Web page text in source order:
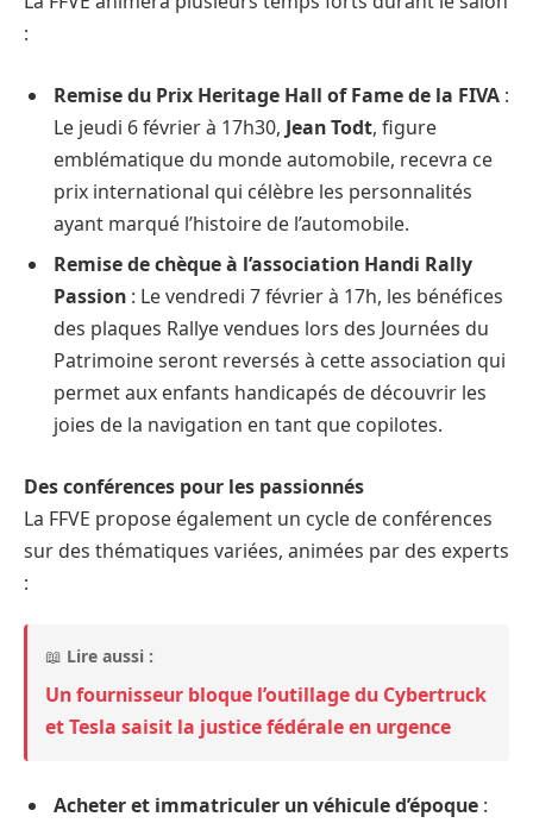
:
Remise du Prix Heritage Hall of Fame de la FIVA :
Le jeudi 6 février à 17h30, Jean Todt, figure
emblématique du monde automobile, recevra ce
prix international qui célèbre les personnalités
ayant marqué l’histoire de l’automobile.
Remise de chèque à l’association Handi Rally
Passion : Le vendredi 7 février à 17h, les bénéfices
des plaques Rallye vendues lors des Journées du
Patrimoine seront reversés à cette association qui
permet aux enfants handicapés de découvrir les
joies de la navigation en tant que copilotes.
Des conférences pour les passionnés
La FFVE propose également un cycle de conférences
sur des thématiques variées, animées par des experts
:
📖 Lire aussi :
Un fournisseur bloque l’outillage du Cybertruck
et Tesla saisit la justice fédérale en urgence
Acheter et immatriculer un véhicule d’époque :